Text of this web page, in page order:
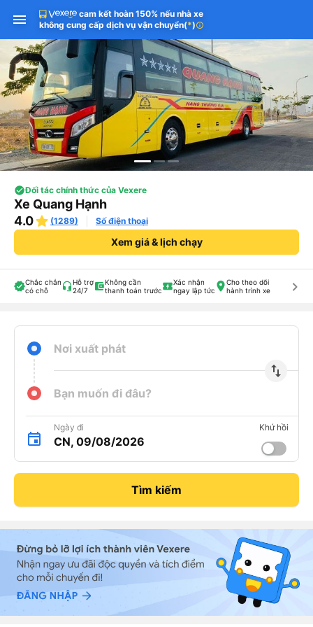
cam kết hoàn 150% nếu nhà xe
không cung cấp dịch vụ vận chuyển(*)info
Đối tác chính thức của Vexere
Xe Quang Hạnh
4.0
(1289) Số điện thoại
Xem giá & lịch chạy
Chắc chắn
có chỗ
Hỗ trợ
24/7
Không cần
thanh toán trước
Xác nhận
ngay lập tức
Cho theo dõi
hành trình xe
keyboard_arrow_right
Nơi xuất phát
import_export
Bạn muốn đi đâu?
Ngày đi
CN, 09/08/2026
Khứ hồi
Tìm kiếm